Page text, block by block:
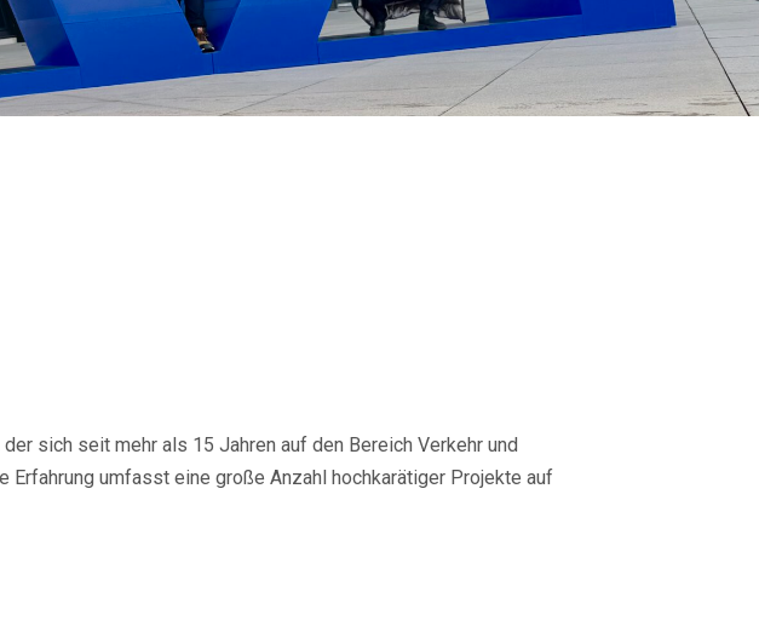
sich seit mehr als 15 Jahren auf den Bereich Verkehr und
umfasst eine große Anzahl hochkarätiger Projekte auf